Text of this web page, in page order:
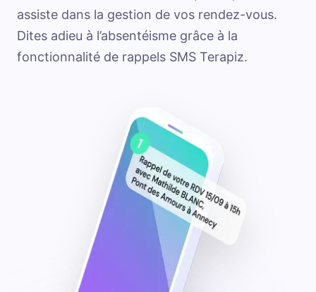
assiste dans la gestion de vos rendez-vous.
Dites adieu à l’absentéisme grâce à la
fonctionnalité de rappels SMS Terapiz.